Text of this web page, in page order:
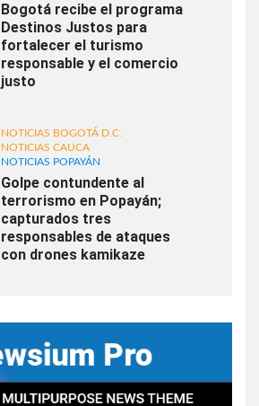
Bogotá recibe el programa
Destinos Justos para
fortalecer el turismo
responsable y el comercio
justo
NOTICIAS BOGOTÁ D.C.
NOTICIAS CAUCA
NOTICIAS POPAYÁN
Golpe contundente al
terrorismo en Popayán;
capturados tres
responsables de ataques
con drones kamikaze